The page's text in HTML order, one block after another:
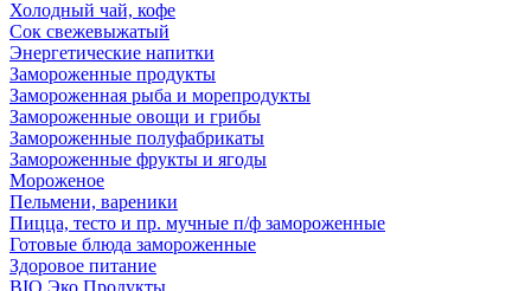
Холодный чай, кофе
Сок свежевыжатый
Энергетические напитки
Замороженные продукты
Замороженная рыба и морепродукты
Замороженные овощи и грибы
Замороженные полуфабрикаты
Замороженные фрукты и ягоды
Мороженое
Пельмени, вареники
Пицца, тесто и пр. мучные п/ф замороженные
Готовые блюда замороженные
Здоровое питание
BIO Эко Продукты